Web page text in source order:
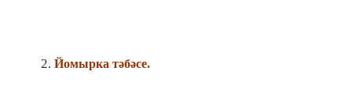
Йомырка тәбәсе.